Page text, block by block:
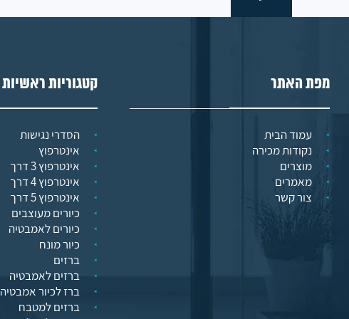
מפת האתר
עמוד הבית
נקודות מכירה
מוצרים
מאמרים
צור קשר
קטגוריות ראשיות
הסדרי נגישות
אינטרפוץ
אינטרפוץ 3 דרך
אינטרפוץ 4 דרך
אינטרפוץ 5 דרך
כיורים מעוצבים
כיורים לאמבטיה
כיור מונח
ברזים
ברזים לאמבטיה
ברז לכיור אמבטיה
ברזים למטבח